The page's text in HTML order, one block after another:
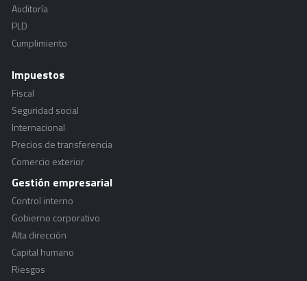
Auditoría
PLD
Cumplimiento
Impuestos
Fiscal
Seguridad social
Internacional
Precios de transferencia
Comercio exterior
Gestión empresarial
Control interno
Gobierno corporativo
Alta dirección
Capital humano
Riesgos